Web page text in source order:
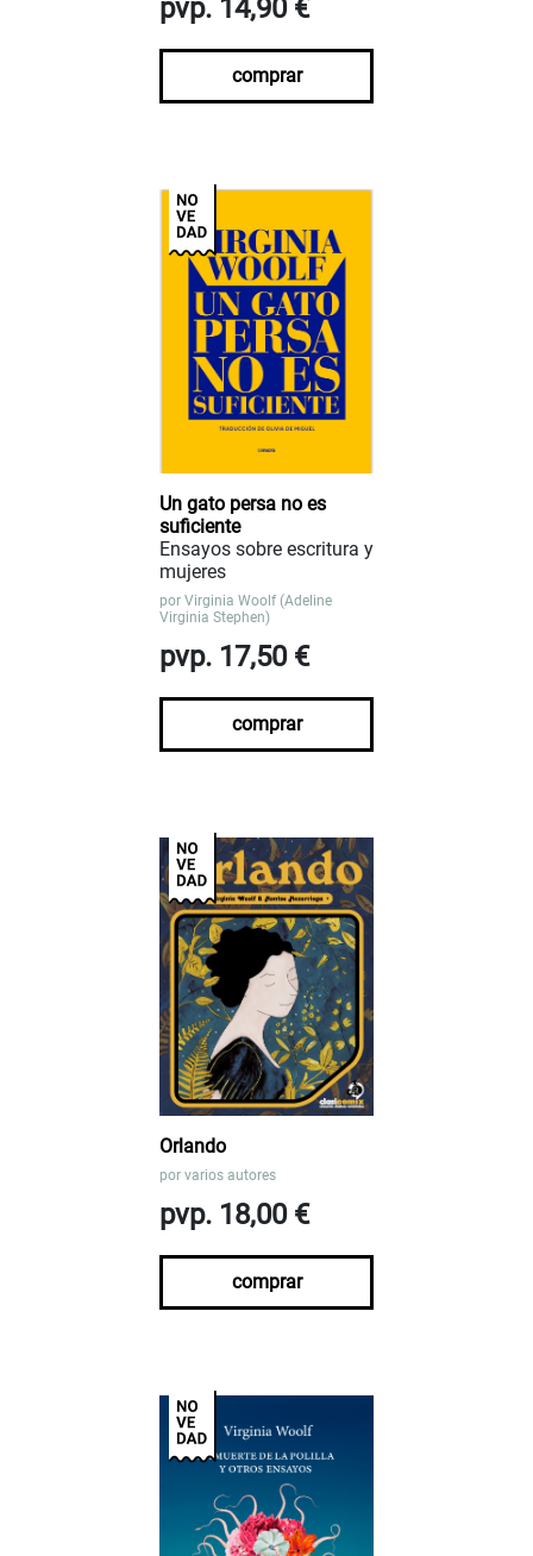
pvp. 14,90 €
comprar
Un gato persa no es
suficiente
Ensayos sobre escritura y
mujeres
por Virginia Woolf (Adeline
Virginia Stephen)
pvp. 17,50 €
comprar
Orlando
por varios autores
pvp. 18,00 €
comprar